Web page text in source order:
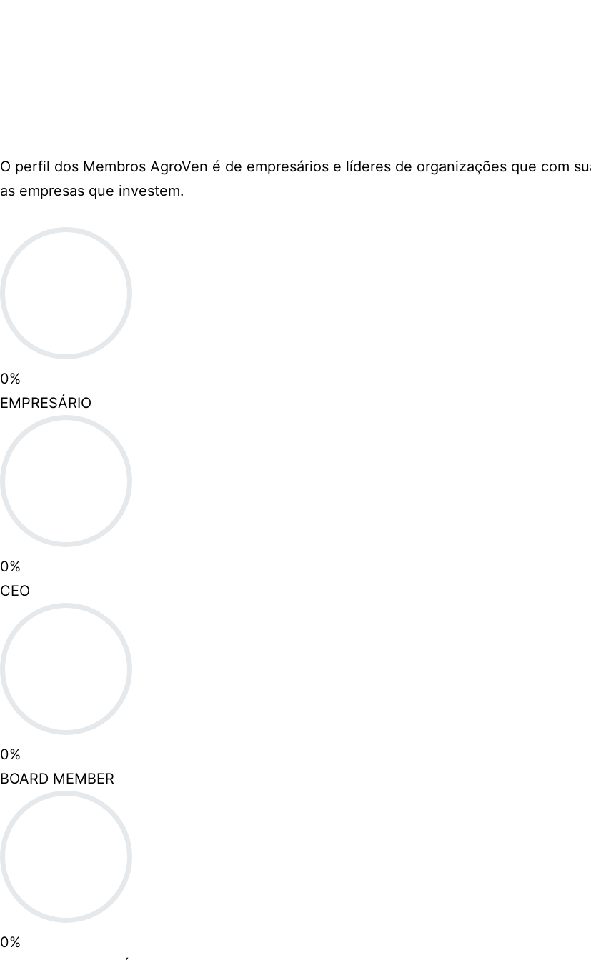
O perfil dos Membros AgroVen é de empresários e líderes de organizações que com
as empresas que investem.
0%
EMPRESÁRIO
0%
CEO
0%
BOARD MEMBER
0%